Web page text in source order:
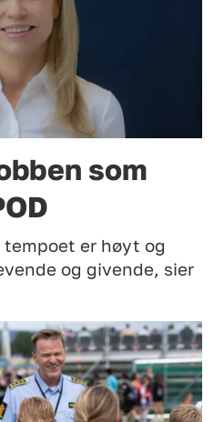
som
tempoet er høyt og
og givende, sier